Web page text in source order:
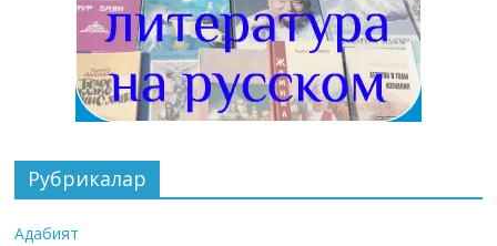
Рубрикалар
Адабият